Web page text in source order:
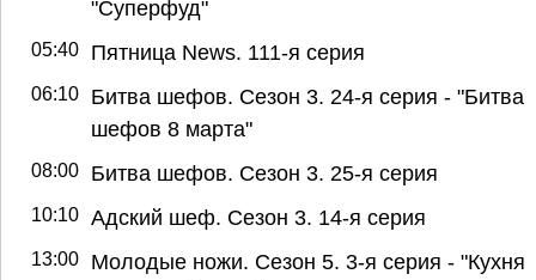
"Суперфуд"
05:40 Пятница News. 111-я серия
06:10
Битва шефов. Сезон 3. 24-я серия - "Битва
шефов 8 марта"
08:00 Битва шефов. Сезон 3. 25-я серия
10:10 Адский шеф. Сезон 3. 14-я серия
13:00
Молодые ножи. Сезон 5. 3-я серия - "Кухня